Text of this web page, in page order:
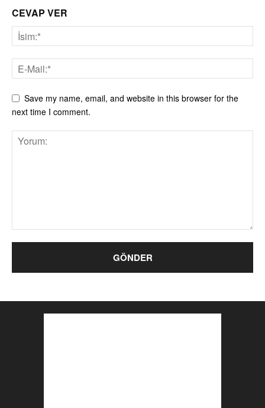
CEVAP VER
Save my name, email, and website in this browser for the
next time I comment.